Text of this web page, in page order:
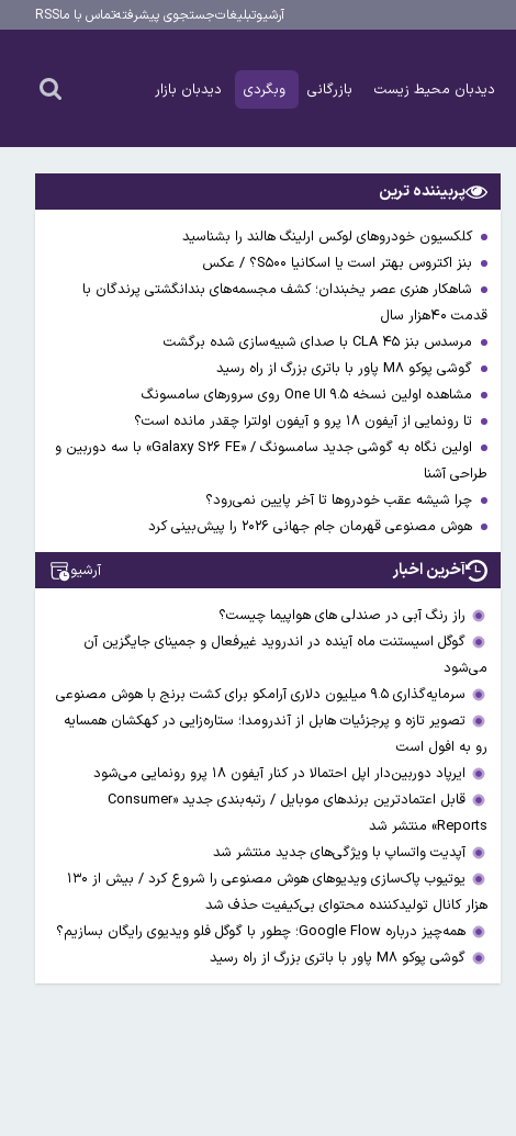
آرشیوتبلیغاتجستجوی پیشرفتهتماس با ماRSS
دیدبان محیط زیست بازرگانی وبگردی دیدبان بازار
پربیننده ترین
کلکسیون خودروهای لوکس ارلینگ هالند را بشناسید
بنز اکتروس بهتر است یا اسکانیا S۵۰۰؟ / عکس
شاهکار هنری عصر یخبندان؛ کشف مجسمه‌های بندانگشتی‌ پرندگان با
قدمت ۴۰هزار سال
مرسدس بنز CLA ۴۵ با صدای شبیه‌سازی شده برگشت
گوشی پوکو M۸ پاور با باتری بزرگ از راه رسید
مشاهده اولین نسخه One UI ۹.۵ روی سرورهای سامسونگ
تا رونمایی از آیفون ۱۸ پرو و آیفون اولترا چقدر مانده است؟
اولین نگاه به گوشی جدید سامسونگ / «Galaxy S۲۶ FE» با سه دوربین و
طراحی آشنا
چرا شیشه عقب خودروها تا آخر پایین نمی‌رود؟
هوش مصنوعی قهرمان جام جهانی ۲۰۲۶ را پیش‌بینی کرد
آخرین اخبار آرشیو
راز رنگ آبی در صندلی های هواپیما چیست؟
گوگل اسیستنت ماه آینده در اندروید غیرفعال و جمینای جایگزین آن
می‌شود
سرمایه‌گذاری ۹.۵ میلیون دلاری آرامکو برای کشت برنج با هوش مصنوعی
تصویر تازه و پرجزئیات هابل از آندرومدا؛ ستاره‌زایی در کهکشان همسایه
رو به افول است
ایرپاد دوربین‌دار اپل احتمالا در کنار آیفون ۱۸ پرو رونمایی می‌شود
قابل اعتمادترین برندهای موبایل / رتبه‌بندی جدید «Consumer
Reports» منتشر شد
آپدیت‌ واتساپ با ویژگی‌های جدید منتشر شد
یوتیوب پاک‌سازی ویدیو‌های هوش مصنوعی را شروع کرد / بیش از ۱۳۰
هزار کانال تولیدکننده محتوای بی‌کیفیت حذف شد
همه‌چیز درباره Google Flow؛ چطور با گوگل فلو ویدیوی رایگان بسازیم؟
گوشی پوکو M۸ پاور با باتری بزرگ از راه رسید